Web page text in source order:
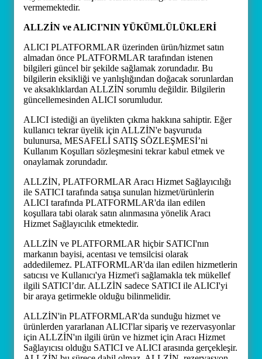
vermemektedir.
ALLZİN ve ALICI'NIN YÜKÜMLÜLÜKLERİ
ALICI PLATFORMLAR üzerinden ürün/hizmet satın
almadan önce PLATFORMLAR tarafından istenen
bilgileri güncel bir şekilde sağlamak zorundadır. Bu
bilgilerin eksikliği ve yanlışlığından doğacak sorunlardan
ve aksaklıklardan ALLZİN sorumlu değildir. Bilgilerin
güncellemesinden ALICI sorumludur.
ALICI istediği an üyelikten çıkma hakkına sahiptir. Eğer
kullanıcı tekrar üyelik için ALLZİN'e başvuruda
bulunursa, MESAFELİ SATIŞ SÖZLEŞMESİ’ni
Kullanım Koşulları sözleşmesini tekrar kabul etmek ve
onaylamak zorundadır.
ALLZİN, PLATFORMLAR Aracı Hizmet Sağlayıcılığı
ile SATICI tarafında satışa sunulan hizmet/ürünlerin
ALICI tarafında PLATFORMLAR'da ilan edilen
koşullara tabi olarak satın alınmasına yönelik Aracı
Hizmet Sağlayıcılık etmektedir.
ALLZİN ve PLATFORMLAR hiçbir SATICI'nın
markanın bayisi, acentası ve temsilcisi olarak
addedilemez. PLATFORMLAR'da ilan edilen hizmetlerin
satıcısı ve Kullanıcı'ya Hizmet'i sağlamakla tek mükellef
ilgili SATICI’dır. ALLZİN sadece SATICI ile ALICI'yi
bir araya getirmekle olduğu bilinmelidir.
ALLZİN'in PLATFORMLAR'da sunduğu hizmet ve
ürünlerden yararlanan ALICI'lar sipariş ve rezervasyonlar
için ALLZİN'ın ilgili ürün ve hizmet için Aracı Hizmet
Sağlayıcısı olduğu SATICI ve ALICI arasında gerçekleşir.